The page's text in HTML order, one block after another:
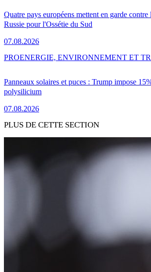
Quatre pays européens mettent en garde contre
Russie pour l'Ossétie du Sud
07.08.2026
Panneaux solaires et puces : Trump impose
polysilicium
07.08.2026
PROENERGIE, ENVIRONNEMENT ET
PLUS DE CETTE SECTION